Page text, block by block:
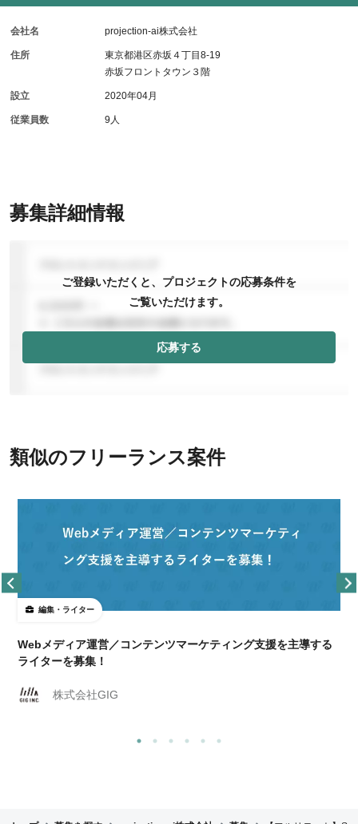
募集詳細情報
ご登録いただくと、プロジェクトの応募条件を
ご覧いただけます。
応募する
会社名 projection-ai株式会社
住所
東京都港区赤坂４丁目8-19
赤坂フロントタウン３階
設立 2020年04月
従業員数 9人
類似のフリーランス案件
編集・ライター
Webメディア運営／コンテンツマーケティング支援を主導する
ライターを募集！
株式会社GIG